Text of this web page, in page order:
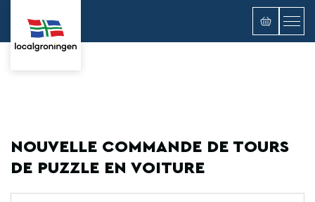
NOUVELLE COMMANDE DE TOURS
DE PUZZLE EN VOITURE